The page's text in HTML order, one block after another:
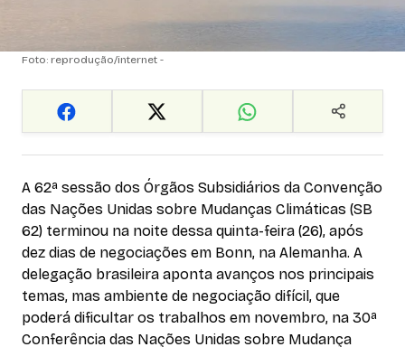
Foto: reprodução/internet -
A 62ª sessão dos Órgãos Subsidiários da Convenção
das Nações Unidas sobre Mudanças Climáticas (SB
62) terminou na noite dessa quinta-feira (26), após
dez dias de negociações em Bonn, na Alemanha. A
delegação brasileira aponta avanços nos principais
temas, mas ambiente de negociação difícil, que
poderá dificultar os trabalhos em novembro, na 30ª
Conferência das Nações Unidas sobre Mudança